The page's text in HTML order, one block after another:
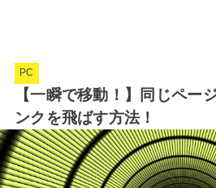
PC
【一瞬で移動！】同じペー
ンクを飛ばす方法！